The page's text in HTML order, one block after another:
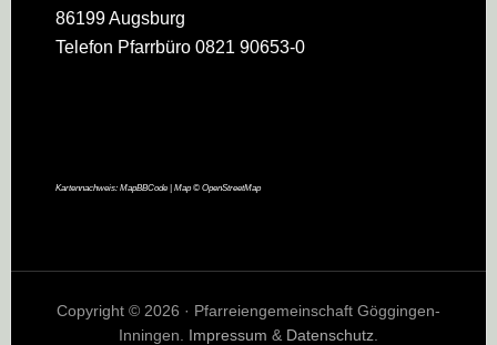
86199 Augsburg
Telefon Pfarrbüro 0821 90653-0
Kartennachweis: MapBBCode| Map © OpenStreetMap
Copyright © 2026 · Pfarreiengemeinschaft Göggingen-
Inningen. Impressum & Datenschutz.